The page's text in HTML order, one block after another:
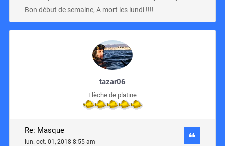
Bon début de semaine, A mort les lundi !!!!
tazar06
Flèche de platine
Re: Masque
lun. oct. 01, 2018 8:55 am